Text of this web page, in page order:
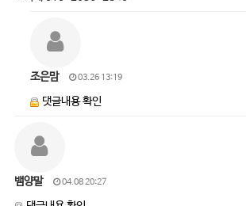
조은맘 03.26 13:19
댓글내용 확인
뱀양말 04.08 20:27